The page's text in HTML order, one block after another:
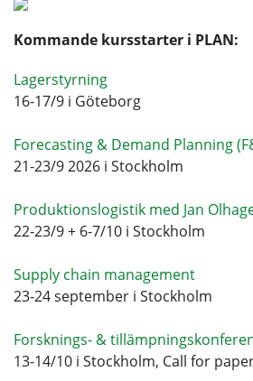
Kommande kursstarter i PLAN:
Lagerstyrning
16-17/9 i Göteborg
Forecasting & Demand Planning
21-23/9 2026 i Stockholm
Produktionslogistik med Jan
22-23/9 + 6-7/10 i Stockholm
Supply chain management
23-24 september i Stockholm
Forsknings- &
13-14/10 i Stockholm, Call for